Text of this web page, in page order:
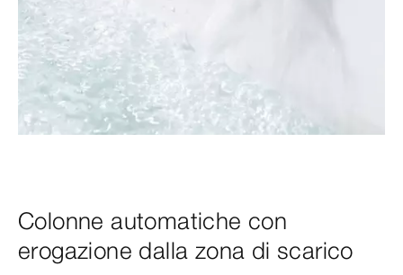
Colonne automatiche con
erogazione dalla zona di scarico